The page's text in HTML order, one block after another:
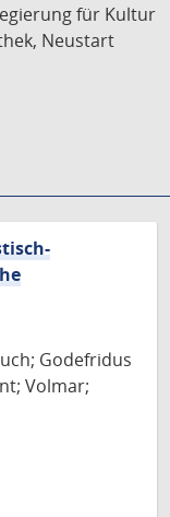
für Kultur
Neustart
Godefridus
Volmar;